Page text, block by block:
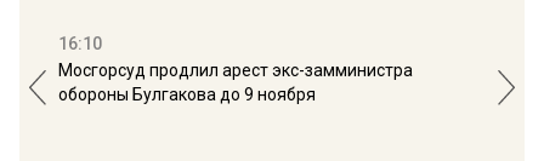
16:10
Мосгорсуд продлил арест экс-замминистра
обороны Булгакова до 9 ноября